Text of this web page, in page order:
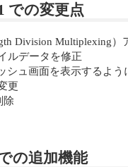
での変更点
Division Multiplexing）
ルデータを修正
シュ画面を表示するよう
更
除
の追加機能